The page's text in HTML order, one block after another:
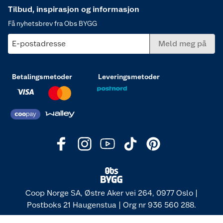
Tilbud, inspirasjon og informasjon
Få nyhetsbrev fra Obs BYGG
E-postadresse Meld meg på
Betalingsmetoder Leveringsmetoder
Coop Norge SA, Østre Aker vei 264, 0977 Oslo |
Postboks 21 Haugenstua | Org nr 936 560 288.